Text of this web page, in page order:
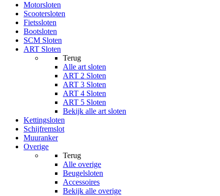
Motorsloten
Scootersloten
Fietssloten
Bootsloten
SCM Sloten
ART Sloten
Terug
Alle art sloten
ART 2 Sloten
ART 3 Sloten
ART 4 Sloten
ART 5 Sloten
Bekijk alle art sloten
Kettingsloten
Schijfremslot
Muuranker
Overige
Terug
Alle overige
Beugelsloten
Accessoires
Bekijk alle overige